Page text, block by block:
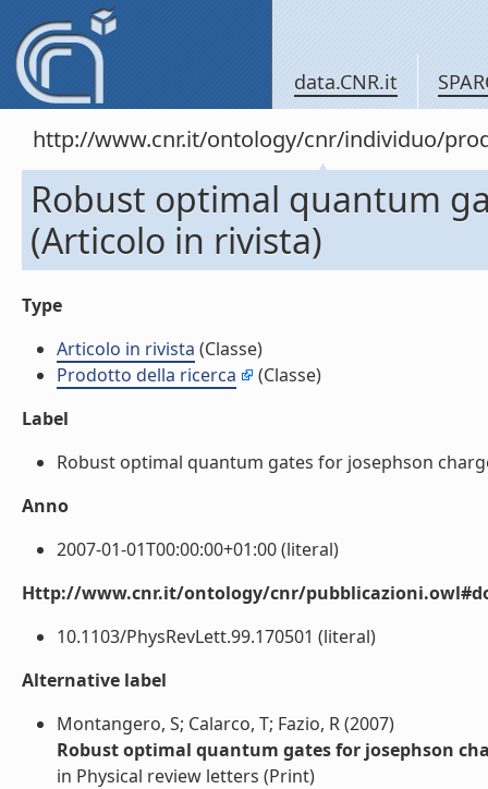
data.CNR.it
http://www.cnr.it/ontology/cnr/individuo/
Robust optimal quantum
(Articolo in rivista)
Type
Articolo in rivista (Classe)
Prodotto della ricerca
(Classe)
Label
Robust optimal quantum gates for josephson
Anno
2007-01-01T00:00:00+01:00 (literal)
Http://www.cnr.it/ontology/cnr/
10.1103/PhysRevLett.99.170501 (literal)
Alternative label
Montangero, S; Calarco, T; Fazio, R (2007)
Robust optimal quantum gates for josephson
in Physical review letters (Print)